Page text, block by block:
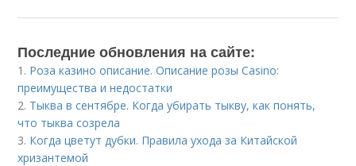
Последние обновления на сайте:
1. Роза казино описание. Описание розы Casino:
преимущества и недостатки
2. Тыква в сентябре. Когда убирать тыкву, как понять,
что тыква созрела
3. Когда цветут дубки. Правила ухода за Китайской
хризантемой